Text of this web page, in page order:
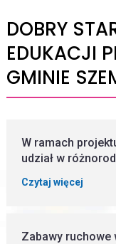
DOBRY
EDUKACJI
GMINIE
W ramach
udział w
Czytaj więcej
Zabawy ruchowe